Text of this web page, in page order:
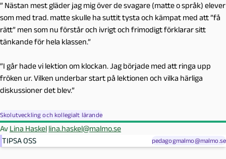
” Nästan mest gläder jag mig över de svagare (matte o språk) elever
som med trad. matte skulle ha suttit tysta och kämpat med att ”få
rätt” men som nu förstår och ivrigt och frimodigt förklarar sitt
tänkande för hela klassen.”
”I går hade vi lektion om klockan. Jag började med att ringa upp
fröken ur. Vilken underbar start på lektionen och vilka härliga
diskussioner det blev.”
Skolutveckling och kollegialt lärande
Av Lina Haskel lina.haskel@malmo.se
TIPSA OSS
pedagogmalmo@malmo.se